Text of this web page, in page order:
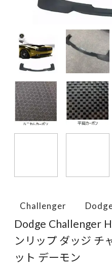
Challenger
Dodge Challenger
ンリップ ダッジ チ
ット デーモン